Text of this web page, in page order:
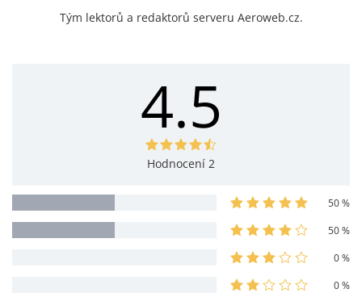
Tým lektorů a redaktorů serveru Aeroweb.cz.
4.5
Hodnocení 2
50 %
50 %
0 %
0 %